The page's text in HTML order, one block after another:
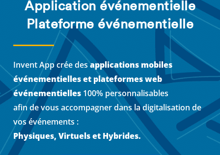
Application événementielle
Plateforme événementielle
Invent App crée desapplications mobiles
événementielles et plateformes web
événementielles 100% personnalisables
afin de vous accompagner dans la digitalisation de
vos événements :
Physiques, Virtuels et Hybrides.